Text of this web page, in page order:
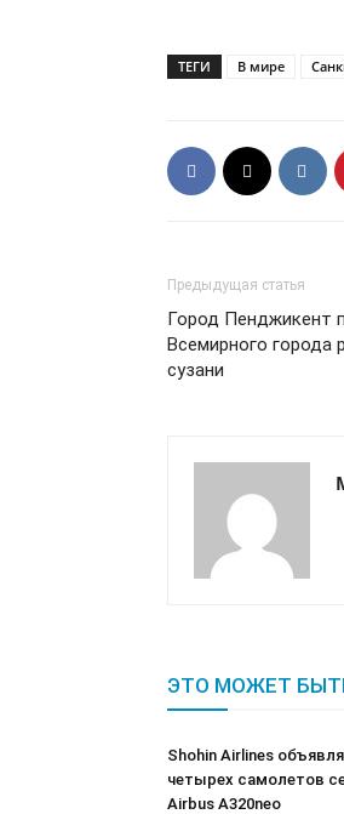
ТЕГИ В мире
Предыдущая статья
Город Пенджикент
Всемирного города
сузани
ЭТО МОЖЕТ
Shohin Airlines
четырех самолетов
Airbus A320neo